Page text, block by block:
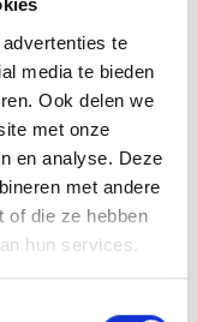
te
media te bieden
Ook delen we
met onze
en analyse. Deze
met andere
of die ze hebben
hun services.